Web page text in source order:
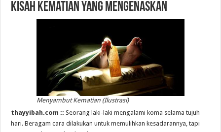
Kisah Kematian Yang Mengenaskan
Menyambut Kematian (Ilustrasi)
thayyibah.com ::Seorang laki-laki mengalami koma selama tujuh
hari. Beragam cara dilakukan untuk memulihkan kesadarannya, tapi